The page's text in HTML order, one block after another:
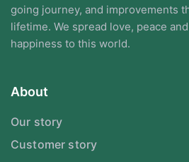
going journey, and improvements
lifetime. We spread love, peace and
happiness to this world.
About
Our story
Customer story